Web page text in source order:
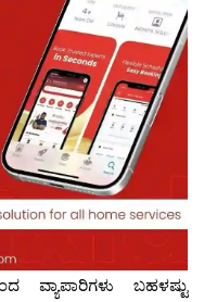
ವ್ಯಾಪಾರಿಗಳು ಬಹಳಷ್ಟು